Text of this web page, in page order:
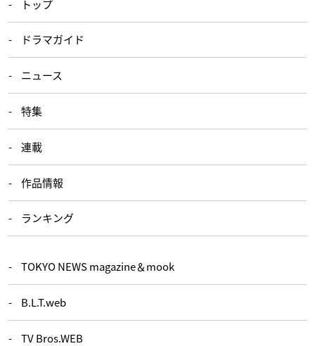
トップ
ドラマガイド
ニュース
特集
連載
作品情報
ランキング
TOKYO NEWS magazine＆mook
B.L.T.web
TV Bros.WEB